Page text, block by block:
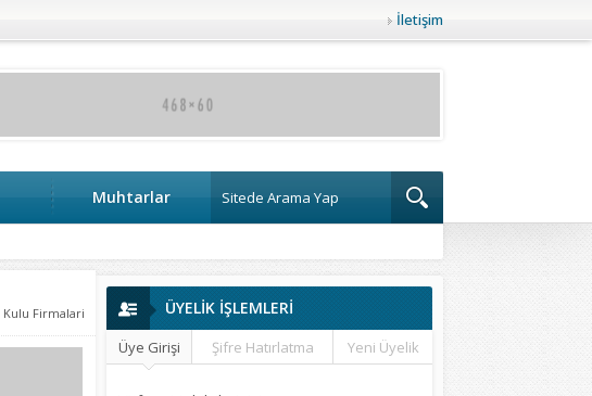
İletişim
Muhtarlar
Kulu Firmalari ÜYELİK İŞLEMLERİ
Üye Girişi Şifre Hatırlatma Yeni Üyelik